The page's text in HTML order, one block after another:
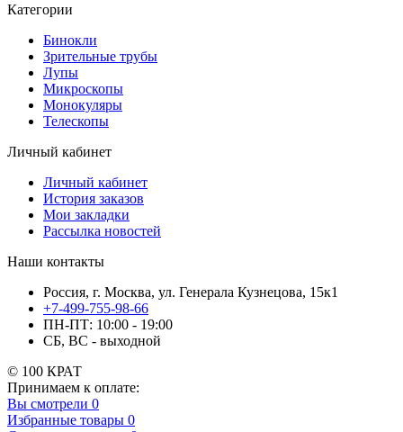
Категории
Бинокли
Зрительные трубы
Лупы
Микроскопы
Монокуляры
Телескопы
Личный кабинет
Личный кабинет
История заказов
Мои закладки
Рассылка новостей
Наши контакты
Россия, г. Москва, ул. Генерала Кузнецова, 15к1
+7-499-755-98-66
ПН-ПТ: 10:00 - 19:00
СБ, ВС - выходной
© 100 КРАТ
Принимаем к оплате:
Вы смотрели 0
Избранные товары 0